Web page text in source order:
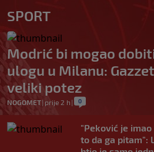
SPORT
Modrić bi mogao
ulogu u Milanu:
veliki potez
NOGOMET| prije 2 h | 0
"Peković je
to da ga pitam":